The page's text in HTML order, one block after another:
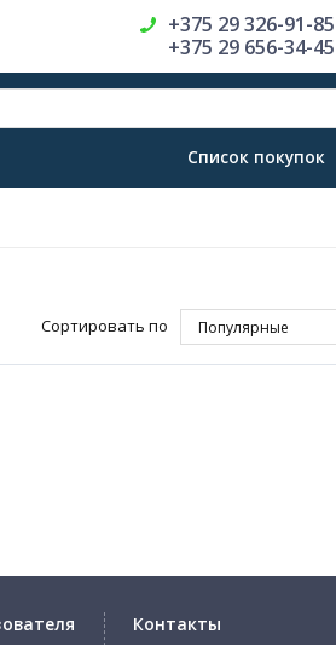
+375 29 326-91-
+375 29 656-34-
Список покупок
Сортировать по
Контакты